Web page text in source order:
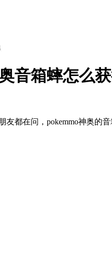
音箱蟀怎么
都在问，pokemmo神奥的